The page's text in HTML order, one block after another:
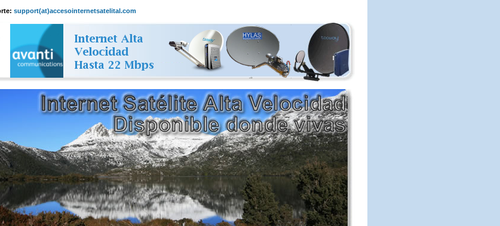
support(at)accesointernetsatelital.com